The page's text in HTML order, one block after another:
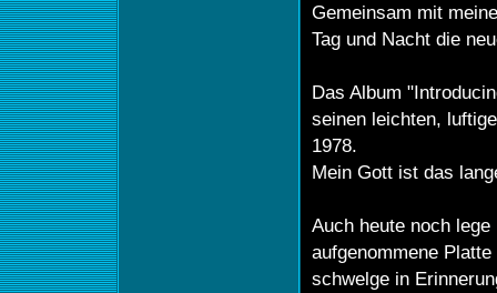
Gemeinsam mit
Tag und Nacht die
Das Album
seinen leichten,
1978.
Mein Gott ist das
Auch heute noch
aufgenommene
schwelge in